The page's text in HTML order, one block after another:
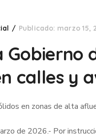
Publicado: marzo 15,
Gobierno
calles y
en zonas de alta
de 2026.- Por